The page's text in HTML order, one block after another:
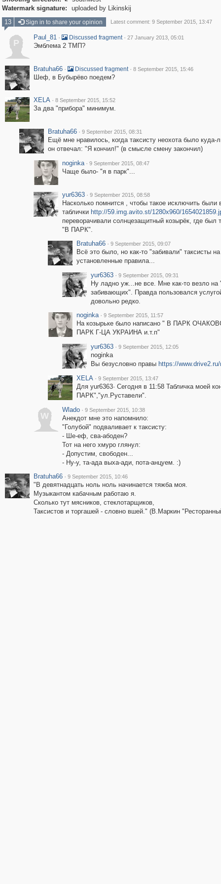
Watermark signature:
uploaded by Likinskij
13
Sign in to share your opinion Latest comment: 9 September 2015, 13:47
P
Paul_81 · Discussed fragment · 27 January 2013, 05:01
Эмблема 2 ТМП?
Bratuha66 · Discussed fragment · 8 September 2015, 15:46
Шеф, в Бубырёво поедем?
XELA · 8 September 2015, 15:52
За два "прибора" минимум.
Bratuha66 · 9 September 2015, 08:31
Ещё мне нравилось, когда таксисту неохота было куда-
он отвечал: "Я кончил!" (в смысле смену закончил)
noginka · 9 September 2015, 08:47
Чаще было- "я в парк"...
yur6363 · 9 September 2015, 08:58
Насколько помнится , чтобы такое исключить были
таблички http://59.img.avito.st/1280x960/
переворачивали солнцезащитный козырёк, где был
"В ПАРК".
Bratuha66 · 9 September 2015, 09:07
Всё это было, но как-то "забивали" таксисты на
установленные правила...
yur6363 · 9 September 2015, 09:31
Ну ладно уж...не все. Мне как-то везло на
забивающих". Правда пользовался
довольно редко.
noginka · 9 September 2015, 11:57
На козырьке было написано " В ПАРК
ПАРК Г-ЦА УКРАИНА и.т.п"
yur6363 · 9 September 2015, 12:05
noginka
Вы безусловно правы https://
XELA · 9 September 2015, 13:47
Для yur6363· Сегодня в 11:58 Табличка моей
ПАРК","ул.Руставели".
W
Wlado · 9 September 2015, 10:38
Анекдот мне это напомнило:
"Голубой" подваливает к таксисту:
- Ше-еф, сва-абоден?
Тот на него хмуро глянул:
- Допустим, свободен...
- Ну-у, та-ада выха-ади, пота-анцуем. :)
Bratuha66 · 9 September 2015, 10:46
"В девятнадцать ноль ноль начинается тяжба моя.
Музыкантом кабачным работаю я.
Сколько тут мясников, стеклотарщиков,
Таксистов и торгашей - словно вшей." (В.Маркин